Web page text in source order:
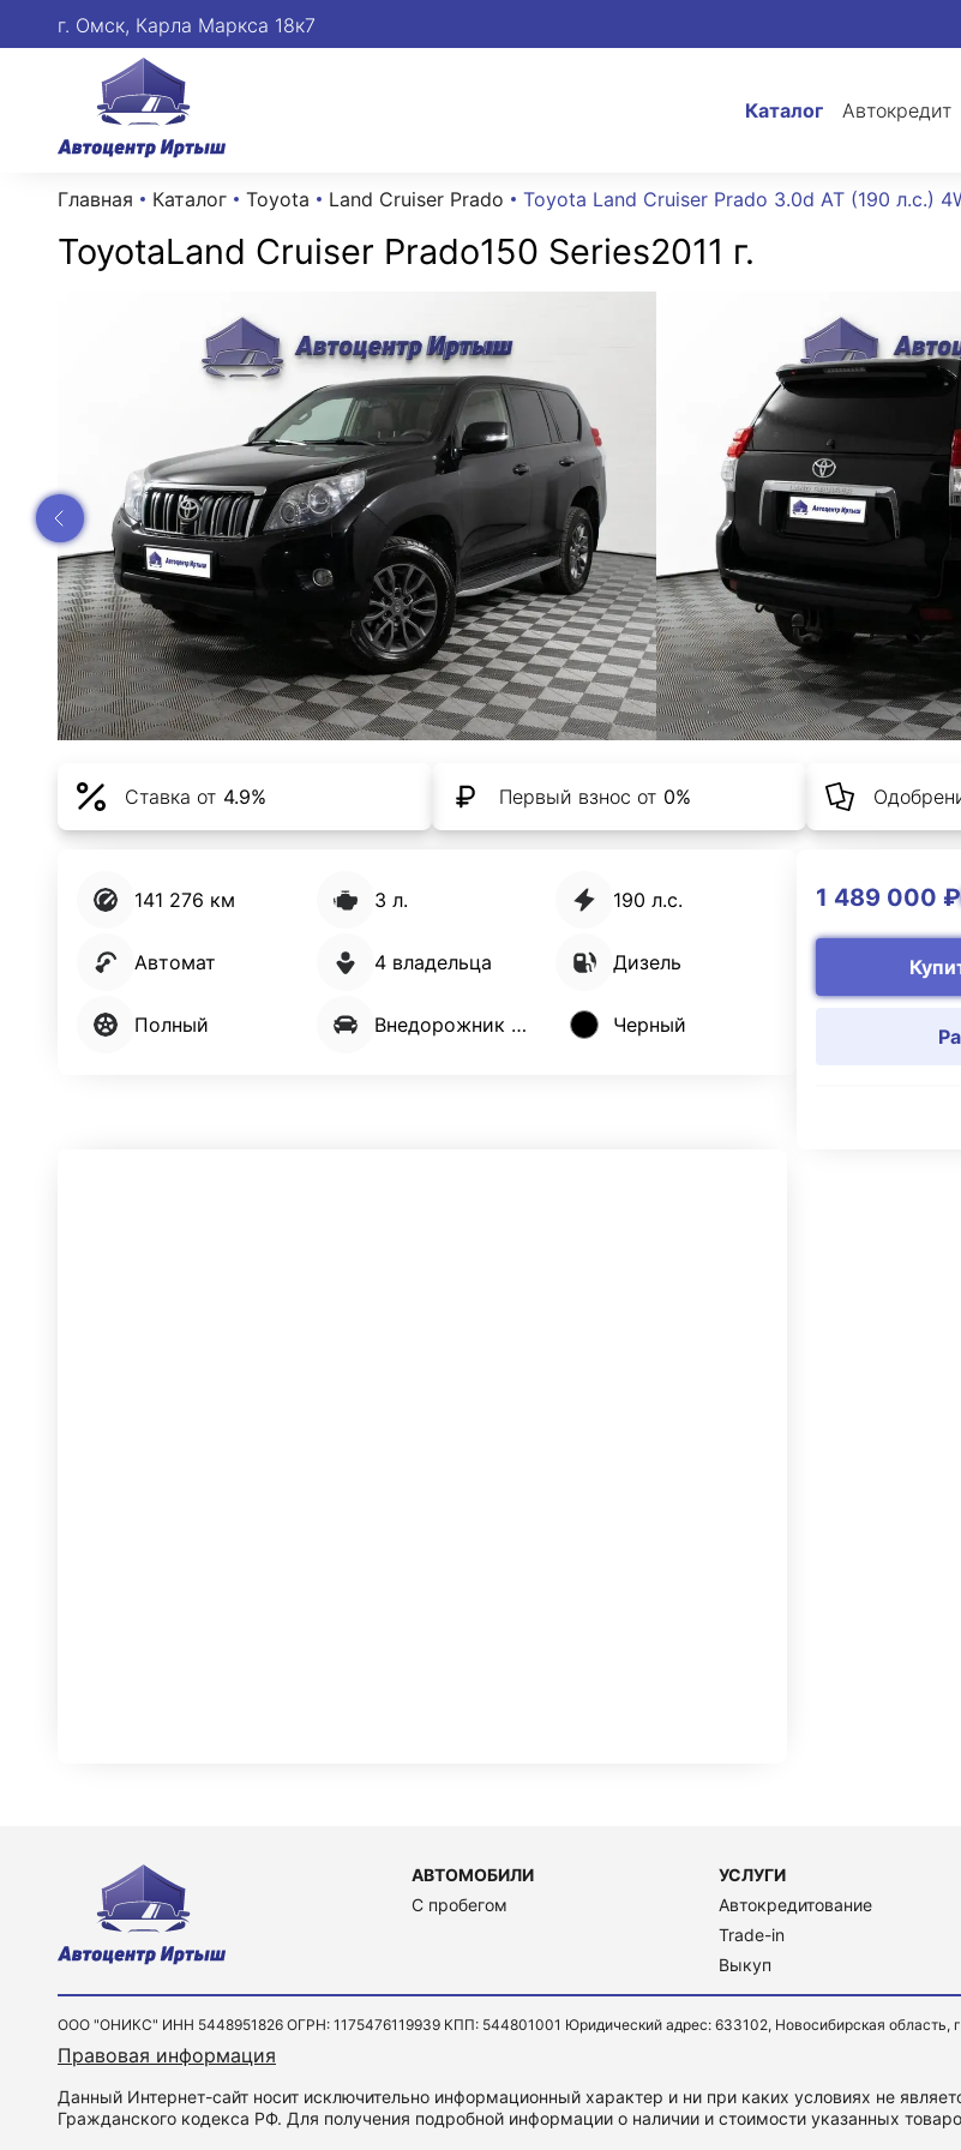
г. Омск, Карла Маркса 18к7
Каталог Автокредит
Главная Каталог Toyota Land Cruiser Prado Toyota Land Cruiser Prado 3.0d AT (190 л.с.)
ToyotaLand Cruiser Prado150 Series2011 г.
Ставка от 4.9% Первый взнос от 0%
141 276 км 3 л. 190 л.с.
Автомат 4 владельца Дизель
Полный Внедорожник 5 дв. Черный
1 489 000 ₽
АВТОМОБИЛИ
C пробегом
УСЛУГИ
Автокредитование
Trade-in
Выкуп
ООО "ОНИКС" ИНН 5448951826 ОГРН: 1175476119939 КПП: 544801001 Юридический адрес: 633102, Новосибирская область, г
Правовая информация
Данный Интернет-сайт носит исключительно информационный характер и ни при каких условиях не
Гражданского кодекса РФ. Для получения подробной информации о наличии и стоимости указанных